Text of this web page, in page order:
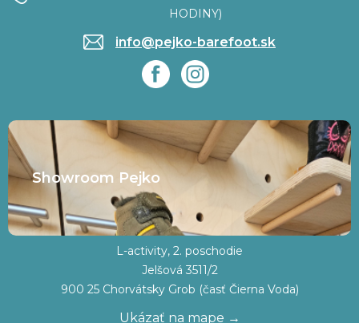
HODINY)
info@pejko-barefoot.sk
Showroom Pejko
L-activity, 2. poschodie
Jelšová 3511/2
900 25 Chorvátsky Grob (časť Čierna Voda)
Ukázať na mape →